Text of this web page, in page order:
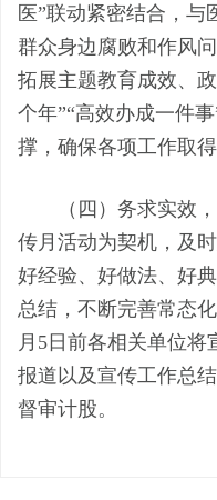
医”联动紧密结合，与
群众身边腐败和作风
拓展主题教育成效、
个年”“高效办成一件
撑， 确保各项工作取得
（四）务求实效
传月活动为契机，及
好经验、好做法、好
总结，不断完善常态
月 5日前各相关单位将
报道以及宣传工作总
督审计股。